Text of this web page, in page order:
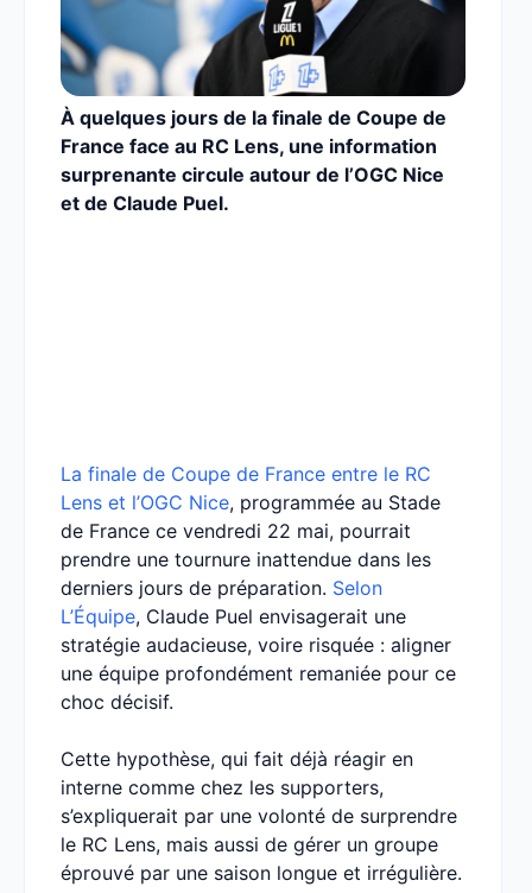
À quelques jours de la finale de Coupe de
France face au RC Lens, une information
surprenante circule autour de l’OGC Nice
et de Claude Puel.
La finale de Coupe de France entre le RC
Lens et l’OGC Nice, programmée au Stade
de France ce vendredi 22 mai, pourrait
prendre une tournure inattendue dans les
derniers jours de préparation. Selon
L’Équipe, Claude Puel envisagerait une
stratégie audacieuse, voire risquée : aligner
une équipe profondément remaniée pour ce
choc décisif.
Cette hypothèse, qui fait déjà réagir en
interne comme chez les supporters,
s’expliquerait par une volonté de surprendre
le RC Lens, mais aussi de gérer un groupe
éprouvé par une saison longue et irrégulière.